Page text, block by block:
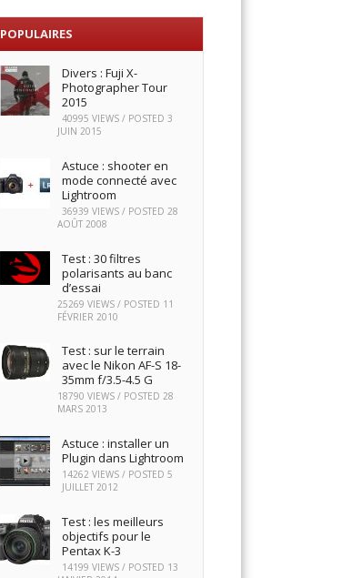
POPULAIRES
Divers : Fuji X-
Photographer Tour
2015
40995 VIEWS / POSTED3
JUIN 2015
Astuce : shooter en
mode connecté avec
Lightroom
36939 VIEWS / POSTED28
AOÛT 2008
Test : 30 filtres
polarisants au banc
d’essai
25269 VIEWS / POSTED 11
FÉVRIER 2010
Test : sur le terrain
avec le Nikon AF-S 18-
35mm f/3.5-4.5 G
18790 VIEWS / POSTED28
MARS 2013
Astuce : installer un
Plugin dans Lightroom
14262 VIEWS / POSTED5
JUILLET 2012
Test : les meilleurs
objectifs pour le
Pentax K-3
14199 VIEWS / POSTED 13